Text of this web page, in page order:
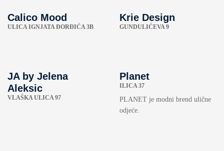
Calico Mood
ULICA IGNJATA ĐORĐIĆA 3B
Krie Design
GUNDULIĆEVA 9
JA by Jelena
Aleksic
VLAŠKA ULICA 97
Planet
ILICA 37
PLANET je modni brend ulične
odjeće.